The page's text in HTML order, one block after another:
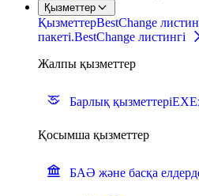
Қызметтер
ҚызметтерBestChange
пакеті.BestChange листингі
Жалпы қызметтер
Барлық қызметтер
Қосымша қызметтер
БАӘ және басқа